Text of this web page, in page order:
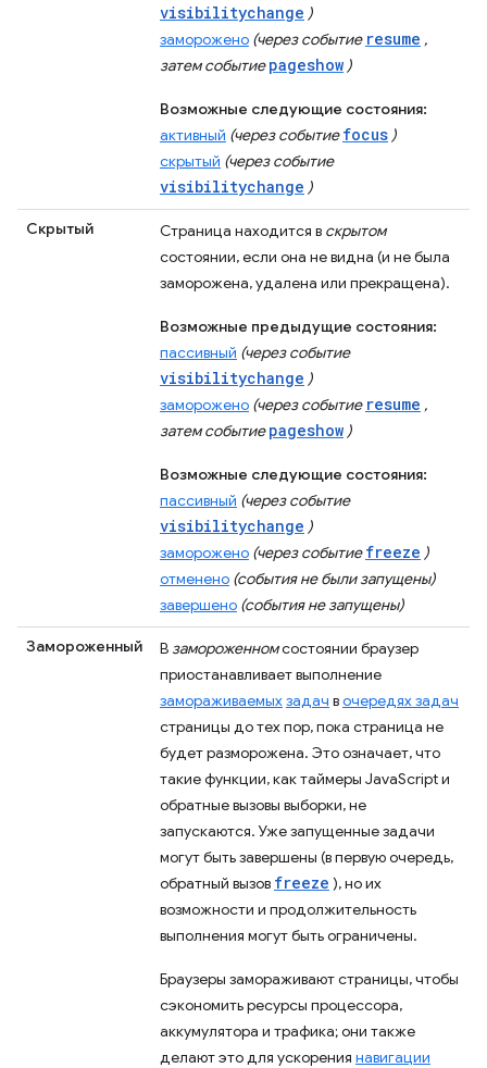
visibilitychange )
заморожено (через событие resume ,
затем событиеpageshow )
Возможные следующие состояния:
активный (через событиеfocus )
скрытый (через событие
visibilitychange )
Скрытый Страница находится в скрытом
состоянии, если она не видна (и не была
заморожена, удалена или прекращена).
Возможные предыдущие состояния:
пассивный (через событие
visibilitychange )
заморожено (через событие resume ,
затем событиеpageshow )
Возможные следующие состояния:
пассивный (через событие
visibilitychange )
заморожено (через событиеfreeze )
отменено (события не были запущены)
завершено (события не запущены)
Замороженный В замороженномсостоянии браузер
приостанавливает выполнение
замораживаемыхзадач вочередях задач
страницы до тех пор, пока страница не
будет разморожена. Это означает, что
такие функции, как таймеры JavaScript и
обратные вызовы выборки, не
запускаются. Уже запущенные задачи
могут быть завершены (в первую очередь,
обратный вызов freeze ), но их
возможности и продолжительность
выполнения могут быть ограничены.
Браузеры замораживают страницы, чтобы
сэкономить ресурсы процессора,
аккумулятора и трафика; они также
делают это для ускорения навигации